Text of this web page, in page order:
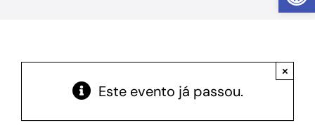
Acesso à Informação
Este evento já passou.
×